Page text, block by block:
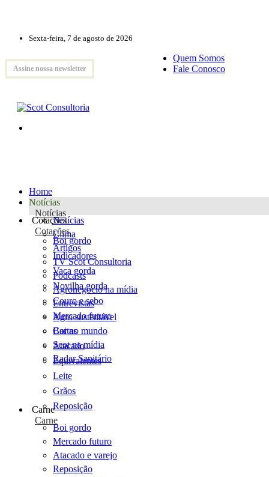
Sexta-feira, 7 de agosto de 2026
Assine nossa newsletter
Quem Somos
Fale Conosco
Home
Notícias
Notícias
Notícias
Clima
Artigos
TV Scot Consultoria
Podcasts
Agronegócio na mídia
Entrevistas
Agro sustentável
Cartas
Scot na mídia
Radar Sanitário
Cotações
Cotações
Boi gordo
Indicadores
Vaca gorda
Novilha gorda
Couro e sebo
Mercado futuro
Boi no mundo
Atacado
Equivalentes
Leite
Grãos
Reposição
Carne
Carne
Boi gordo
Mercado futuro
Atacado e varejo
Reposição